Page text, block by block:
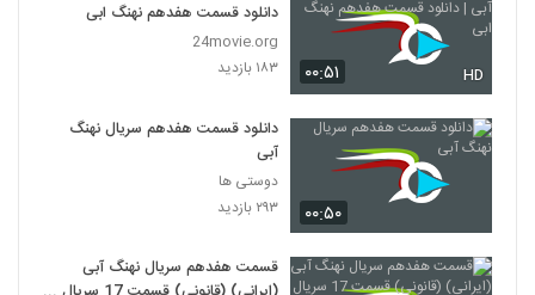
۰۰:۵۱ HD
دانلود قسمت هفدهم نهنگ ابی
24movie.org
۱۸۳ بازدید
۰۰:۵۰
دانلود قسمت هفدهم سریال نهنگ
آبی
دوستی ها
۲۹۳ بازدید
قسمت هفدهم سریال نهنگ آبی